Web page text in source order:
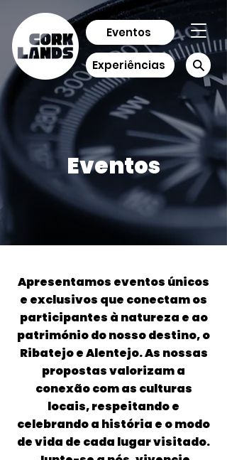
Eventos
Experiências
Eventos
Apresentamos eventos únicos
e exclusivos que conectam os
participantes à natureza e ao
património do nosso destino, o
Ribatejo e Alentejo.As nossas
propostas valorizam a
conexão com as culturas
locais, respeitando e
celebrando a história e o modo
de vida de cada lugar visitado.